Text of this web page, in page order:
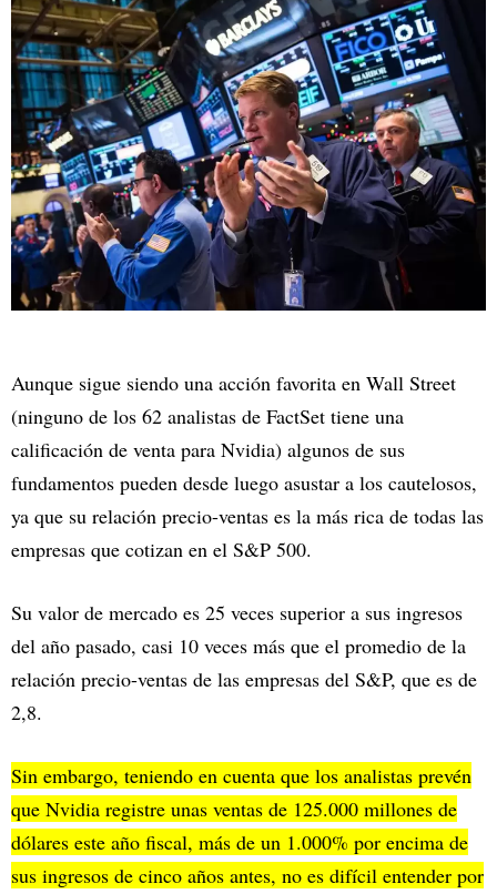
Aunque sigue siendo una acción favorita en Wall Street
(ninguno de los 62 analistas de FactSet tiene una
calificación de venta para Nvidia) algunos de sus
fundamentos pueden desde luego asustar a los cautelosos,
ya que su relación precio-ventas es la más rica de todas las
empresas que cotizan en el S&P 500.
Su valor de mercado es 25 veces superior a sus ingresos
del año pasado, casi 10 veces más que el promedio de la
relación precio-ventas de las empresas del S&P, que es de
2,8.
Sin embargo, teniendo en cuenta que los analistas prevén
que Nvidia registre unas ventas de 125.000 millones de
dólares este año fiscal, más de un 1.000% por encima de
sus ingresos de cinco años antes, no es difícil entender por